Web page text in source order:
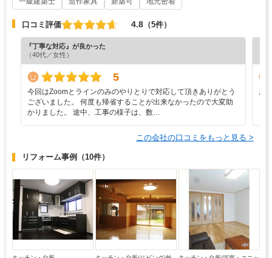
口コミ評価 4.8 （5件）
『丁寧な対応』が良かった
（40代／女性）
5
今回はZoomとラインのみのやりとりで対応して頂きありがとう
ございました。 何度も帰省することが出来なかったので大変助
かりました。 途中、工事の様子は、数…
お
この会社の口コミをもっと見る >
リフォーム事例 （10件）